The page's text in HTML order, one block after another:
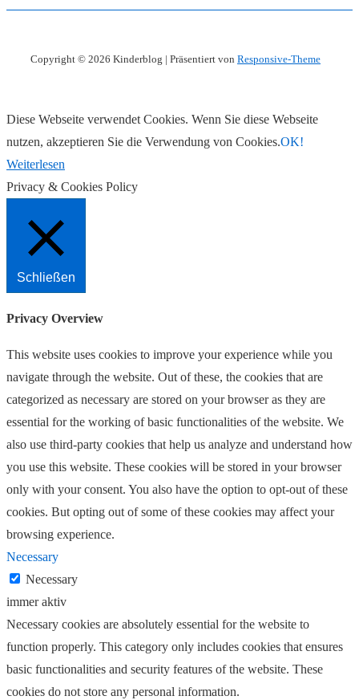
Copyright © 2026 Kinderblog | Präsentiert von Responsive-Theme
Diese Webseite verwendet Cookies. Wenn Sie diese Webseite
nutzen, akzeptieren Sie die Verwendung von Cookies.OK!
Weiterlesen
Privacy & Cookies Policy
Schließen
Privacy Overview
This website uses cookies to improve your experience while you
navigate through the website. Out of these, the cookies that are
categorized as necessary are stored on your browser as they are
essential for the working of basic functionalities of the website. We
also use third-party cookies that help us analyze and understand how
you use this website. These cookies will be stored in your browser
only with your consent. You also have the option to opt-out of these
cookies. But opting out of some of these cookies may affect your
browsing experience.
Necessary
Necessary
immer aktiv
Necessary cookies are absolutely essential for the website to
function properly. This category only includes cookies that ensures
basic functionalities and security features of the website. These
cookies do not store any personal information.